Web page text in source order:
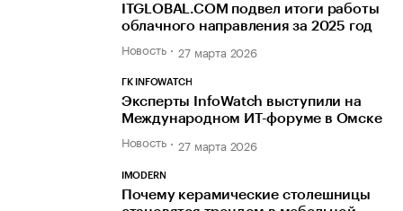
ITGLOBAL.COM подвел итоги работы
облачного направления за 2025 год
Новость 27 марта 2026
ГК INFOWATCH
Эксперты InfoWatch выступили на
Международном ИТ-форуме в Омске
Новость 27 марта 2026
IMODERN
Почему керамические столешницы